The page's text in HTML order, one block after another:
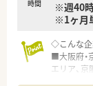
時間
※週40
※1ヶ月
◇こんな
■大阪府・
エリア、